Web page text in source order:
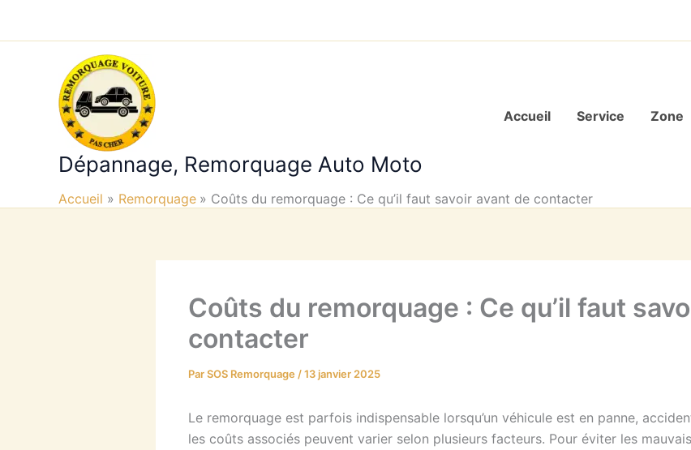
Dépannage, Remorquage Auto Moto
Accueil Service Zone
Accueil Remorquage Coûts du remorquage : Ce qu’il faut savoir avant de contacter
Coûts du remorquage : Ce qu’il faut
contacter
ParSOS Remorquage /13 janvier 2025
Le remorquage est parfois indispensable lorsqu’un véhicule est en panne,
les coûts associés peuvent varier selon plusieurs facteurs. Pour éviter les